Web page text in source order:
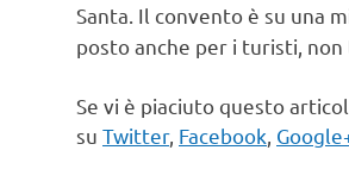
Santa. Il convento è su una
posto anche per i turisti,
Se vi è piaciuto questo
su Twitter, Facebook,